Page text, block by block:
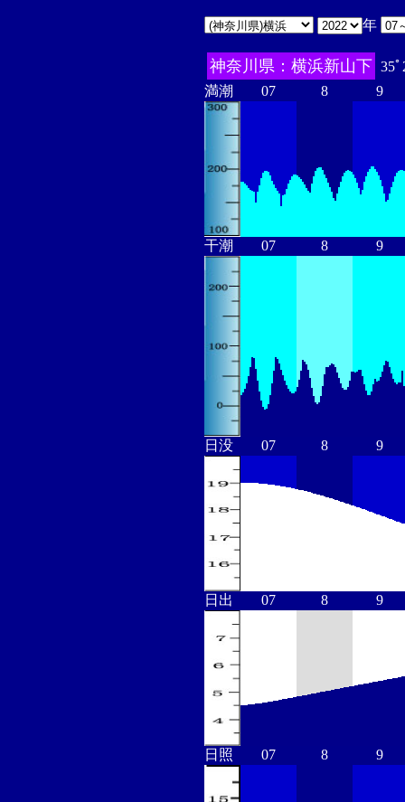
年
神奈川県：横浜新山下 35
満潮
07 8 9
干潮 07 8 9
日没 07 8 9
日出 07 8 9
日照 07 8 9